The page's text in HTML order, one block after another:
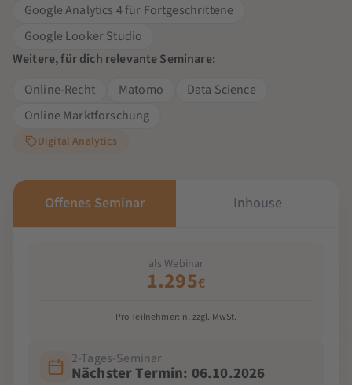
Google Analytics 4 für Fortgeschrittene
Google Looker Studio
Weitere, für dich relevante Seminare:
Online-Recht
Matomo
Data Science
Online Marktforschung
Digital Analytics
Offenes Seminar Inhouse
als Webinar
1.295€
Pro Teilnehmer:in, zzgl. MwSt.
2-Tages-Seminar
Nächster Termin: 06.10.2026